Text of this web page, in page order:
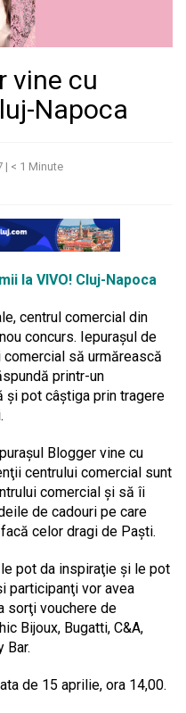
vine cu
Napoca
| < 1 Minute
la VIVO! Cluj-Napoca
centrul comercial din
concurs. Iepuraşul de
să urmărească
printr-un
şi pot câştiga prin tragere
Blogger vine cu
centrului comercial sunt
comercial şi să îi
de cadouri pe care
celor dragi de Paşti.
pot da inspiraţie şi le pot
participanţi vor avea
sorţi vouchere de
Bijoux, Bugatti, C&A,
Bar.
de 15 aprilie, ora 14,00.